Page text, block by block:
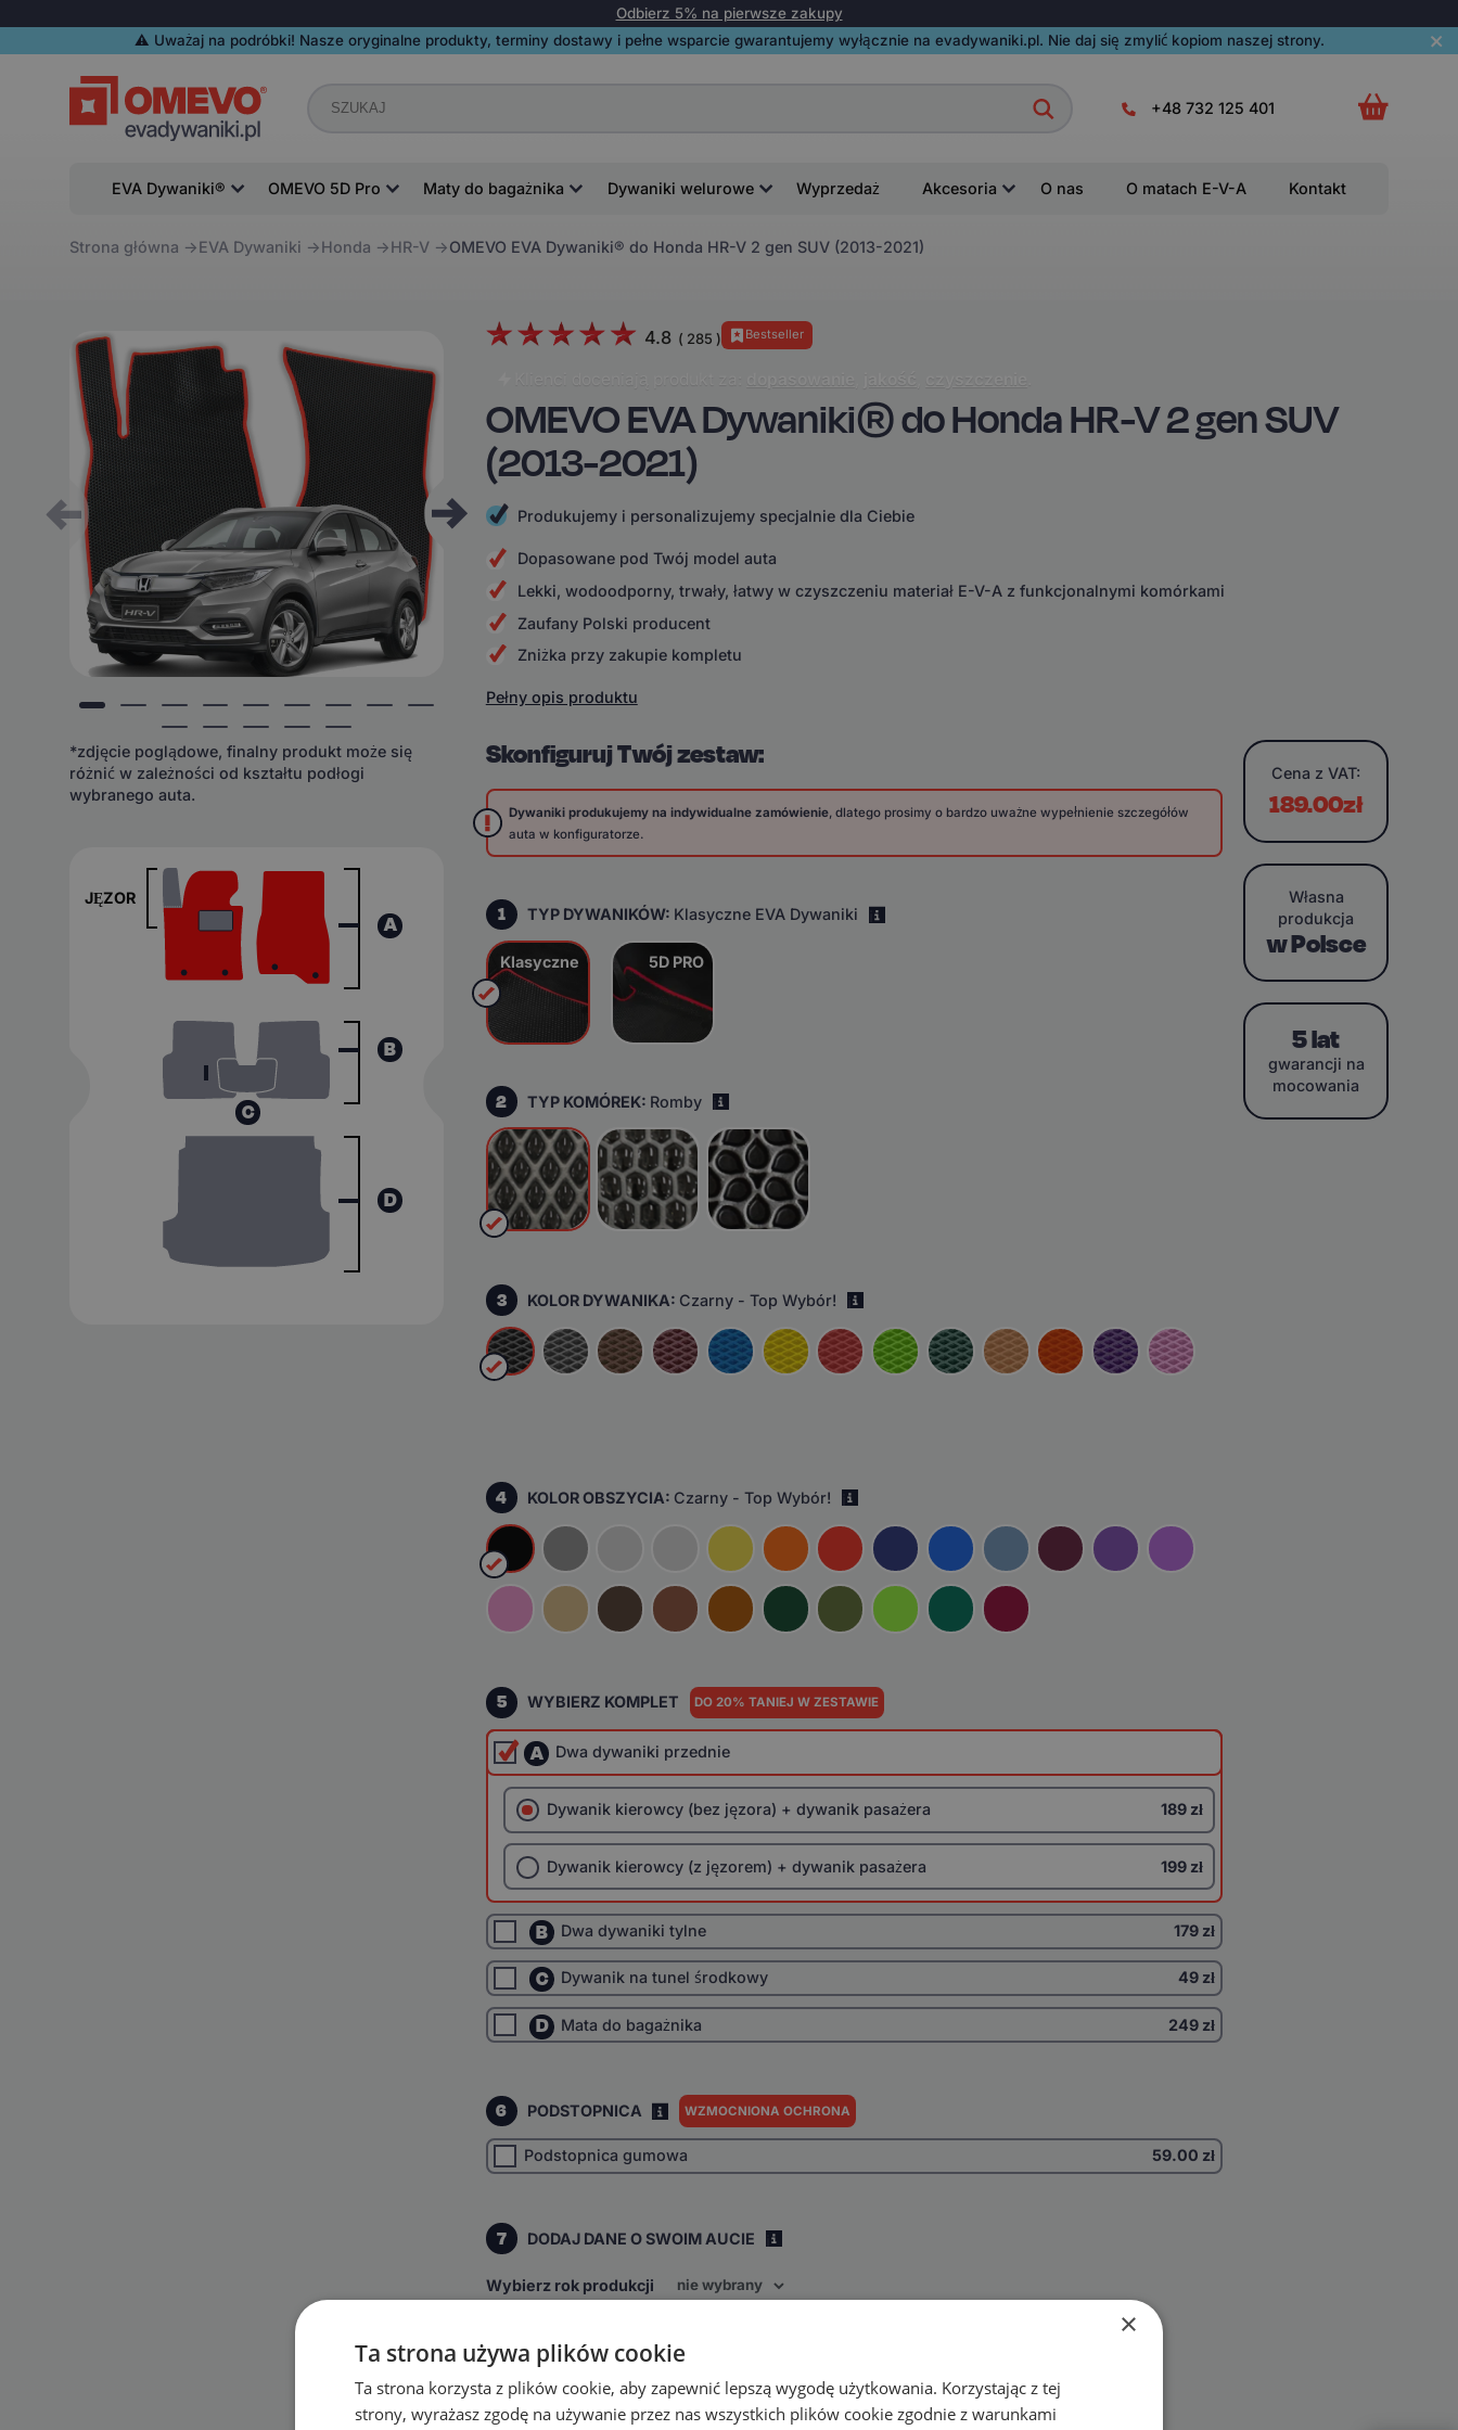
Odbierz 5% na pierwsze zakupy
⚠️️ Uważaj na podróbki! Nasze oryginalne produkty, terminy dostawy i pełne wsparcie gwarantujemy wyłącznie na evadywaniki.pl. Nie daj się zmylić kopiom naszej strony.
+48 732 125 401
EVA Dywaniki® OMEVO 5D Pro Maty do bagażnika Dywaniki welurowe Wyprzedaż Akcesoria O nas O matach E-V-A Kontakt
Strona główna EVA Dywaniki Honda HR-V OMEVO EVA Dywaniki® do Honda HR-V 2 gen SUV (2013-2021)
*zdjęcie poglądowe, finalny produkt może się
różnić w zależności od kształtu podłogi
wybranego auta.
JĘZOR
A
C
B
D
4.8 ( 285 ) Bestseller
Klienci doceniają produkt za: dopasowanie jakość czyszczenie
OMEVO EVA Dywaniki® do Honda HR-V 2 gen SUV
(2013-2021)
Produkujemy i personalizujemy specjalnie dla Ciebie
Dopasowane pod Twój model auta
Lekki, wodoodporny, trwały, łatwy w czyszczeniu materiał E-V-A z funkcjonalnymi komórkami
Zaufany Polski producent
Zniżka przy zakupie kompletu
Pełny opis produktu
Skonfiguruj Twój zestaw:
Dywaniki produkujemy na indywidualne zamówienie, dlatego prosimy o bardzo uważne wypełnienie szczegółów
auta w konfiguratorze.
1 TYP DYWANIKÓW: Klasyczne EVA Dywaniki
Klasyczne 5D PRO
2 TYP KOMÓREK: Romby
3 KOLOR DYWANIKA: Czarny - Top Wybór!
4 KOLOR OBSZYCIA: Czarny - Top Wybór!
5 WYBIERZ KOMPLET DO 20% TANIEJ W ZESTAWIE
A Dwa dywaniki przednie
Dywanik kierowcy (bez jęzora) + dywanik pasażera 189 zł
Dywanik kierowcy (z jęzorem) + dywanik pasażera 199 zł
B Dwa dywaniki tylne 179 zł
C Dywanik na tunel środkowy 49 zł
D Mata do bagażnika 249 zł
6 PODSTOPNICA WZMOCNIONA OCHRONA
Podstopnica gumowa 59.00 zł
7 DODAJ DANE O SWOIM AUCIE
Wybierz rok produkcji
Przedni
4x4
Wybierz skrzynię biegów
Cena z VAT:
189.00zł
Własna
produkcja
w Polsce
5 lat
gwarancji na
mocowania
×
Ta strona używa plików cookie
Ta strona korzysta z plików cookie, aby zapewnić lepszą wygodę użytkowania. Korzystając z tej
strony, wyrażasz zgodę na używanie przez nas wszystkich plików cookie zgodnie z warunkami